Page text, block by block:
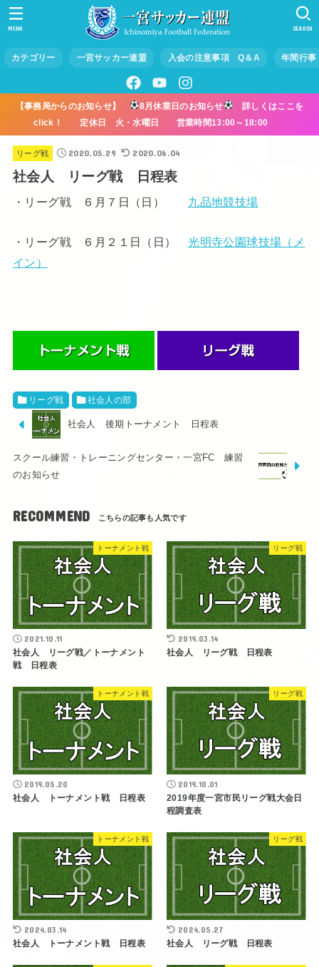
カテゴリー 一宮サッカー連盟 入会の注意事項 Q＆A 年間行事
SEARCH
MENU
【事務局からのお知らせ】 8月休業日のお知らせ
詳しくはここを
click！ 定休日 火・水曜日 営業時間13:00～18:00
リーグ戦 2020.05.29 2020.06.04
社会人 リーグ戦 日程表
・リーグ戦 ６月７日（日） 九品地競技場
・リーグ戦 ６月２１日（日）光明寺公園球技場（メ
イン）
リーグ戦 社会人の部
社会人 後期トーナメント 日程表
スクール練習・トレーニングセンター・一宮FC 練習
のお知らせ
RECOMMEND
トーナメント戦
2021.10.11
社会人 リーグ戦／トーナメント
戦 日程表
リーグ戦
2019.03.14
社会人 リーグ戦 日程表
トーナメント戦
2019.05.20
社会人 トーナメント戦 日程表
リーグ戦
2019.10.01
2019年度一宮市民リーグ戦大会日
程調査表
トーナメント戦
2024.03.14
社会人 トーナメント戦 日程表
リーグ戦
2024.05.27
社会人 リーグ戦 日程表